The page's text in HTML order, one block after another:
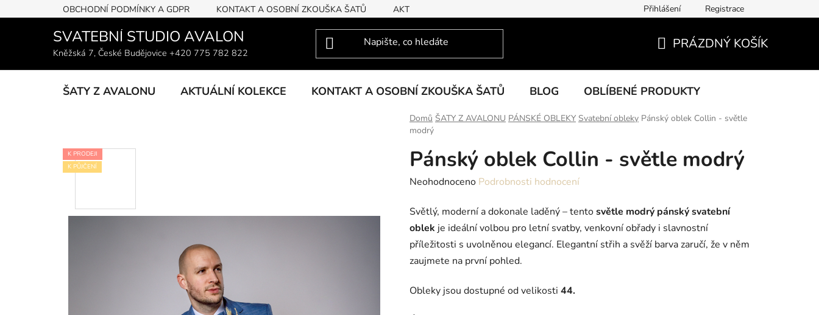
na
OBCHODNÍ PODMÍNKY A GDPR KONTAKT A OSOBNÍ ZKOUŠKA ŠATŮ AKTUÁLNÍ KOLEKCE Přihlášení Registrace
SVATEBNÍ STUDIO AVALON
Kněžská 7, České Budějovice +420 775 782 822
KOŠÍK
PRÁZDNÝ KOŠÍK
ŠATY Z AVALONU AKTUÁLNÍ KOLEKCE KONTAKT A OSOBNÍ ZKOUŠKA ŠATŮ BLOG OBLÍBENÉ PRODUKTY
Domů ŠATY Z AVALONU PÁNSKÉ OBLEKY Svatební obleky Pánský oblek Collin - světle
modrý
Pánský oblek Collin - světle modrý
Průměrné
produktu
je
0,0
z
hvězdiček.
Neohodnoceno Podrobnosti hodnocení
Světlý, moderní a dokonale laděný – tentosvětle modrý pánský svatební
oblek je ideální volbou pro letní svatby, venkovní obřady i slavnostní
příležitosti s uvolněnou elegancí. Elegantní střih a svěží barva zaručí, že v něm
zaujmete na první pohled.
Obleky jsou dostupné od velikosti 44.
K PRODEJI
K PŮJČENÍ